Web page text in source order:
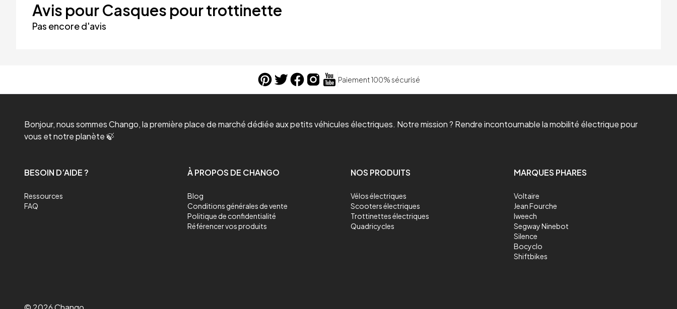
Avis pour Casques pour trottinette
Pas encore d'avis
Paiement 100% sécurisé
Bonjour, nous sommes Chango, la première place de marché dédiée aux petits véhicules électriques. Notre mission ? Rendre incontournable la mobilité électrique pour
vous et notre planète 🍃
BESOIN D’AIDE ?
Ressources
FAQ
À PROPOS DE CHANGO
Blog
Conditions générales de vente
Politique de confidentialité
Référencer vos produits
NOS PRODUITS
Vélos électriques
Scooters électriques
Trottinettes électriques
Quadricycles
MARQUES PHARES
Voltaire
Jean Fourche
Iweech
Segway Ninebot
Silence
Bocyclo
Shiftbikes